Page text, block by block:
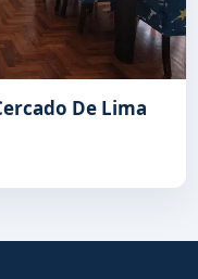
De Lima